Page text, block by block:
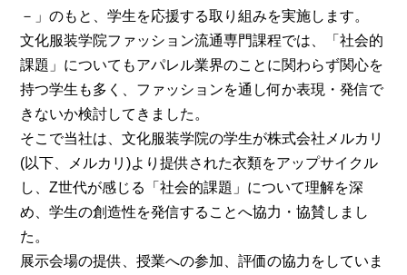
－」のもと、学生を応援する取り組みを実施します。
文化服装学院ファッション流通専門課程では、「社会的
課題」についてもアパレル業界のことに関わらず関心を
持つ学生も多く、ファッションを通し何か表現・発信で
きないか検討してきました。
そこで当社は、文化服装学院の学生が株式会社メルカリ
(以下、メルカリ)より提供された衣類をアップサイクル
し、Z世代が感じる「社会的課題」について理解を深
め、学生の創造性を発信することへ協力・協賛しまし
た。
展示会場の提供、授業への参加、評価の協力をしていま